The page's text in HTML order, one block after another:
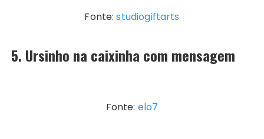
Fonte:studiogiftarts
5. Ursinho na caixinha com mensagem
Fonte: elo7